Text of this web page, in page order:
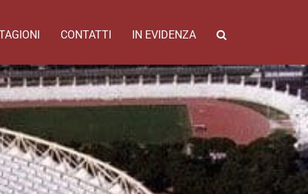
CONTATTI IN EVIDENZA